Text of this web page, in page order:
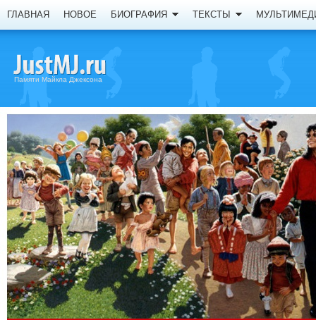
ГЛАВНАЯ НОВОЕ БИОГРАФИЯ ТЕКСТЫ
Памяти Майкла Джексона